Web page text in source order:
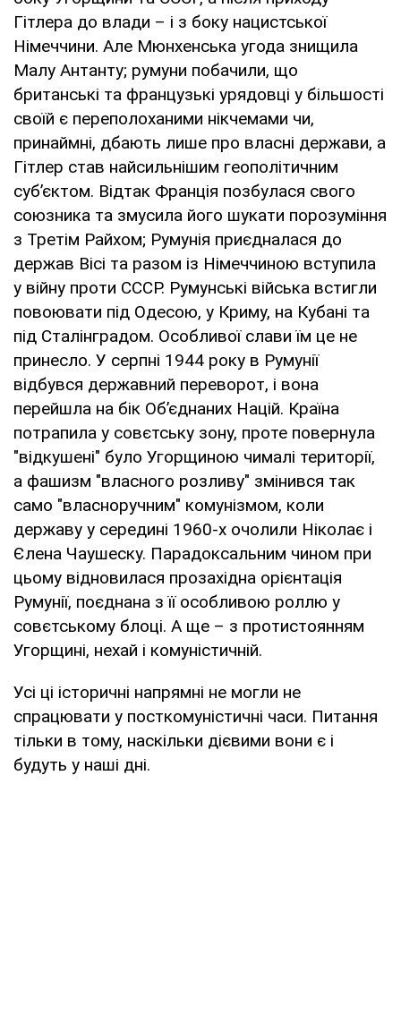
Гітлера до влади – і з боку нацистської
Німеччини. Але Мюнхенська угода знищила
Малу Антанту; румуни побачили, що
британські та французькі урядовці у більшості
своїй є переполоханими нікчемами чи,
принаймні, дбають лише про власні держави, а
Гітлер став найсильнішим геополітичним
суб’єктом. Відтак Франція позбулася свого
союзника та змусила його шукати порозуміння
з Третім Райхом; Румунія приєдналася до
держав Вісі та разом із Німеччиною вступила
у війну проти СССР. Румунські війська встигли
повоювати під Одесою, у Криму, на Кубані та
під Сталінградом. Особливої слави їм це не
принесло. У серпні 1944 року в Румунії
відбувся державний переворот, і вона
перейшла на бік Об’єднаних Націй. Країна
потрапила у совєтську зону, проте повернула
"відкушені" було Угорщиною чималі території,
а фашизм "власного розливу" змінився так
само "власноручним" комунізмом, коли
державу у середині 1960-х очолили Ніколає і
Єлена Чаушеску. Парадоксальним чином при
цьому відновилася прозахідна орієнтація
Румунії, поєднана з її особливою роллю у
совєтському блоці. А ще – з протистоянням
Угорщині, нехай і комуністичній.
Усі ці історичні напрямні не могли не
спрацювати у посткомуністичні часи. Питання
тільки в тому, наскільки дієвими вони є і
будуть у наші дні.